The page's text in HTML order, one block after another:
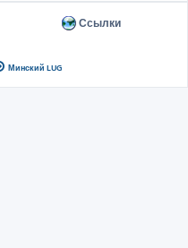
Ссылки
Минский LUG